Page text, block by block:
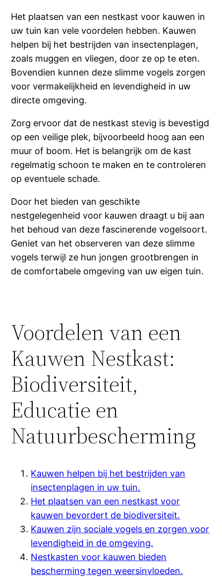
Het plaatsen van een nestkast voor kauwen in
uw tuin kan vele voordelen hebben. Kauwen
helpen bij het bestrijden van insectenplagen,
zoals muggen en vliegen, door ze op te eten.
Bovendien kunnen deze slimme vogels zorgen
voor vermakelijkheid en levendigheid in uw
directe omgeving.
Zorg ervoor dat de nestkast stevig is bevestigd
op een veilige plek, bijvoorbeeld hoog aan een
muur of boom. Het is belangrijk om de kast
regelmatig schoon te maken en te controleren
op eventuele schade.
Door het bieden van geschikte
nestgelegenheid voor kauwen draagt u bij aan
het behoud van deze fascinerende vogelsoort.
Geniet van het observeren van deze slimme
vogels terwijl ze hun jongen grootbrengen in
de comfortabele omgeving van uw eigen tuin.
Voordelen van een
Kauwen Nestkast:
Biodiversiteit,
Educatie en
Natuurbescherming
Kauwen helpen bij het bestrijden van
insectenplagen in uw tuin.
Het plaatsen van een nestkast voor
kauwen bevordert de biodiversiteit.
Kauwen zijn sociale vogels en zorgen voor
levendigheid in de omgeving.
Nestkasten voor kauwen bieden
bescherming tegen weersinvloeden.